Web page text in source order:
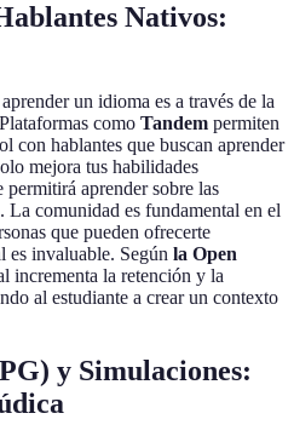
Nativos:
un idioma es a través de la
como Tandem permiten
con hablantes que buscan aprender
mejora tus habilidades
aprender sobre las
La comunidad es fundamental en el
que pueden ofrecerte
es invaluable. Según la Open
incrementa la retención y la
al estudiante a crear un contexto
y Simulaciones: